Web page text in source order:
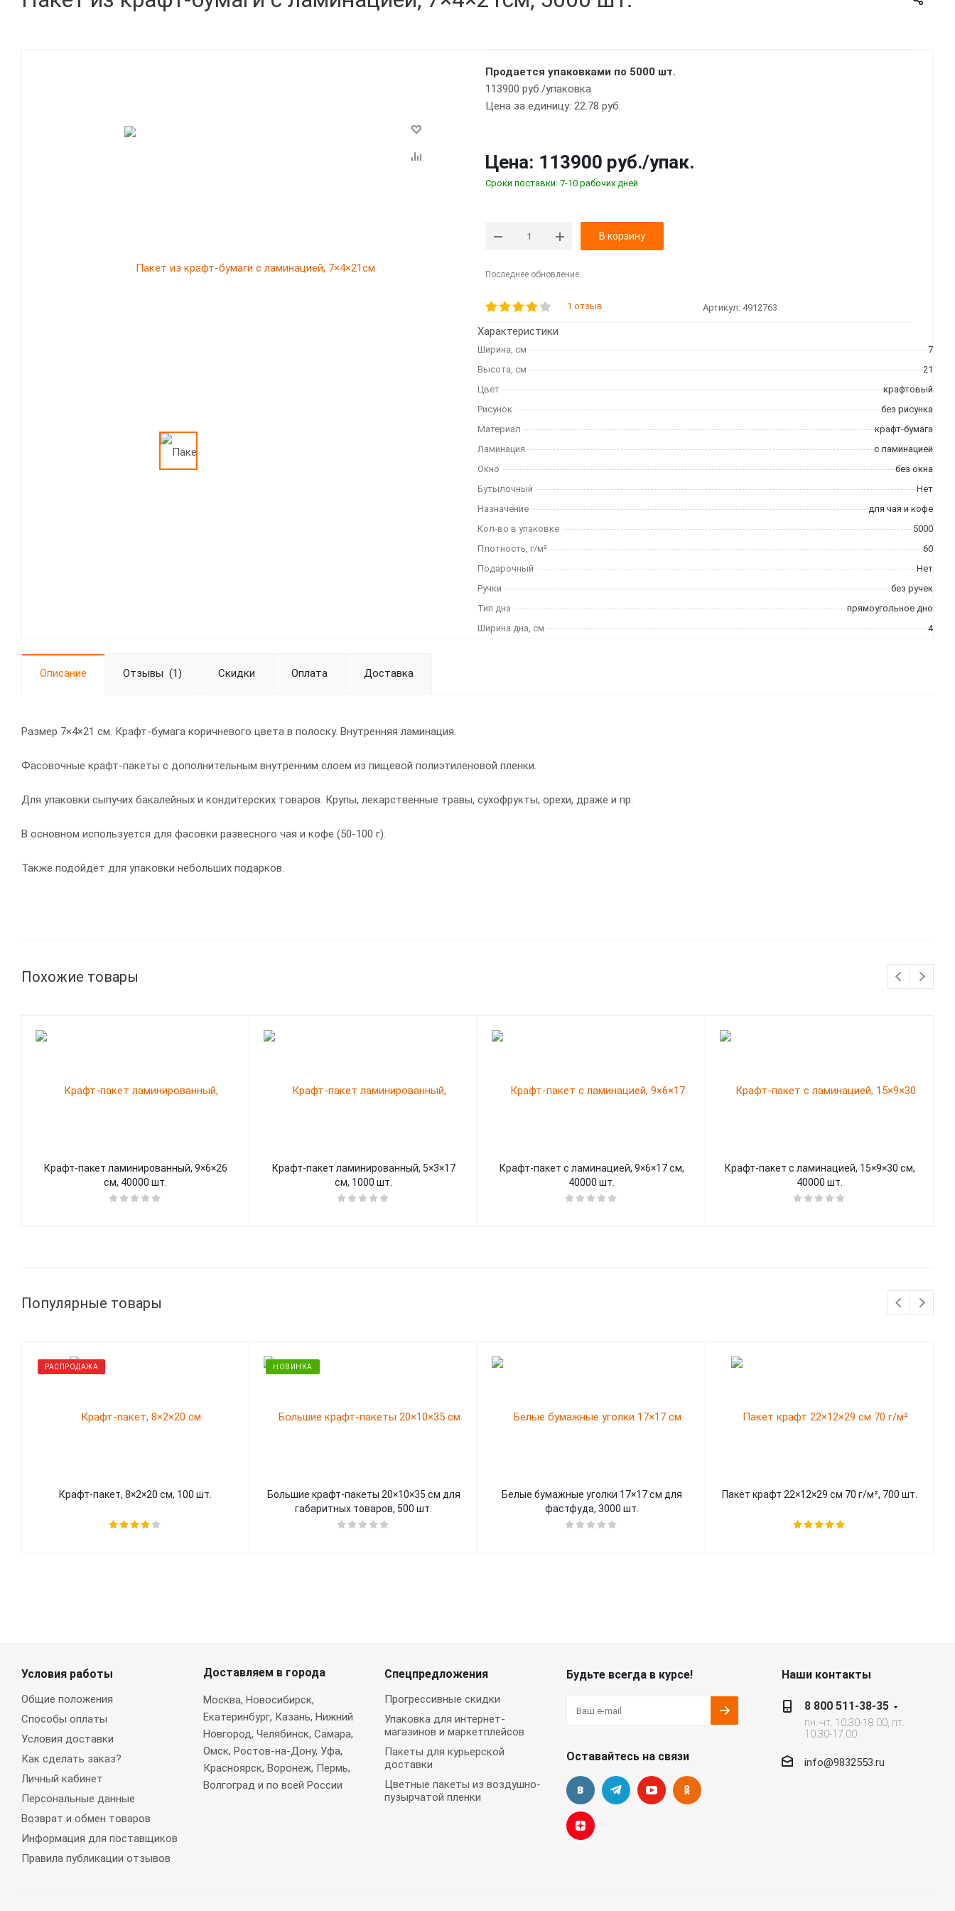
Продается упаковками по 5000 шт.
113900 руб./упаковка
Цена за единицу: 22.78 руб.
Цена: 113900 руб./упак.
Сроки поставки: 7-10 рабочих дней
В корзину
Последнее обновление:
1 отзыв Артикул: 4912763
Характеристики
Ширина, см
7
Высота, см
21
Цвет
крафтовый
Рисунок
без рисунка
Материал
крафт-бумага
Ламинация
с ламинацией
Окно
без окна
Бутылочный
Нет
Назначение
для чая и кофе
Кол-во в упаковке
5000
Плотность, г/м²
60
Подарочный
Нет
Ручки
без ручек
Тип дна
прямоугольное дно
Ширина дна, см
4
Описание Отзывы (1) Скидки Оплата Доставка
Размер 7×4×21 см. Крафт-бумага коричневого цвета в полоску. Внутренняя ламинация.
Фасовочные крафт-пакеты с дополнительным внутренним слоем из пищевой полиэтиленовой пленки.
Для упаковки сыпучих бакалейных и кондитерских товаров. Крупы, лекарственные травы, сухофрукты, орехи, драже и пр.
В основном используется для фасовки развесного чая и кофе (50-100 г).
Также подойдёт для упаковки небольших подарков.
Похожие товары
Крафт-пакет ламинированный, 9×6×26
см, 40000 шт.
Крафт-пакет ламинированный, 5×3×17
см, 1000 шт.
Крафт-пакет с ламинацией, 9×6×17 см,
40000 шт.
Крафт-пакет с ламинацией, 15×9×30 см,
40000 шт.
Популярные товары
РАСПРОДАЖА
Крафт-пакет, 8×2×20 см, 100 шт.
НОВИНКА
Большие крафт-пакеты 20×10×35 см для
габаритных товаров, 500 шт.
Белые бумажные уголки 17×17 см для
фастфуда, 3000 шт.
Пакет крафт 22×12×29 см 70 г/м², 700 шт.
Условия работы
Общие положения
Способы оплаты
Условия доставки
Как сделать заказ?
Личный кабинет
Персональные данные
Возврат и обмен товаров
Информация для поставщиков
Правила публикации отзывов
Доставляем в города
Москва, Новосибирск,
Екатеринбург, Казань, Нижний
Новгород, Челябинск, Самара,
Омск, Ростов-на-Дону, Уфа,
Красноярск, Воронеж, Пермь,
Волгоград и по всей России
Спецпредложения
Прогрессивные скидки
Упаковка для интернет-
магазинов и маркетплейсов
Пакеты для курьерской
доставки
Цветные пакеты из воздушно-
пузырчатой пленки
Будьте всегда в курсе!
Оставайтесь на связи
Наши контакты
8 800 511-38-35
пн.-чт. 10.30-18.00, пт.
10.30-17.00
info@9832553.ru